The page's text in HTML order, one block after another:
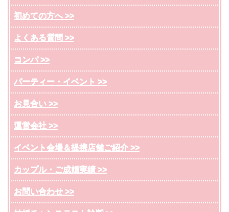
初めての方へ >>
よくある質問 >>
コンパ >>
パーティー・イベント >>
お見合い >>
運営会社 >>
イベント会場＆提携店舗ご紹介 >>
カップル・ご成婚実績 >>
お問い合わせ >>